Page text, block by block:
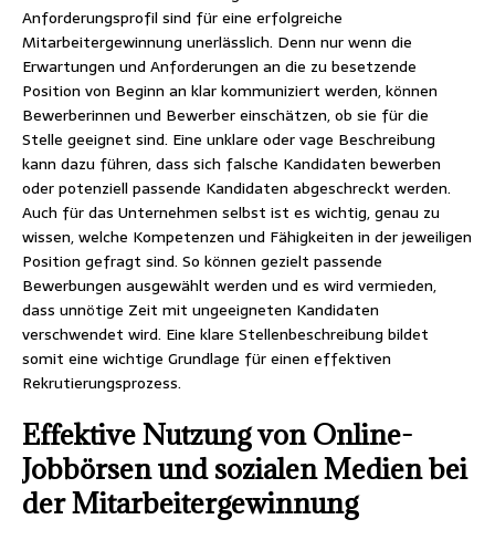
Anforderungsprofil sind für eine erfolgreiche
Mitarbeitergewinnung unerlässlich. Denn nur wenn die
Erwartungen und Anforderungen an die zu besetzende
Position von Beginn an klar kommuniziert werden, können
Bewerberinnen und Bewerber einschätzen, ob sie für die
Stelle geeignet sind. Eine unklare oder vage Beschreibung
kann dazu führen, dass sich falsche Kandidaten bewerben
oder potenziell passende Kandidaten abgeschreckt werden.
Auch für das Unternehmen selbst ist es wichtig, genau zu
wissen, welche Kompetenzen und Fähigkeiten in der jeweiligen
Position gefragt sind. So können gezielt passende
Bewerbungen ausgewählt werden und es wird vermieden,
dass unnötige Zeit mit ungeeigneten Kandidaten
verschwendet wird. Eine klare Stellenbeschreibung bildet
somit eine wichtige Grundlage für einen effektiven
Rekrutierungsprozess.
Effektive Nutzung von Online-
Jobbörsen und sozialen Medien bei
der Mitarbeitergewinnung